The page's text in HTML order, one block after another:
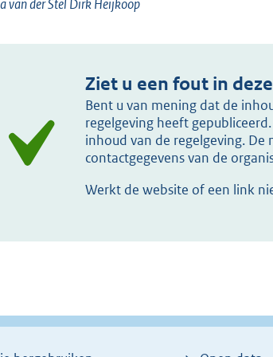
van der Stel Dirk Heijkoop
Ziet u een fout in
Bent u van mening dat de
regelgeving heeft
inhoud van de regelgeving. De
contactgegevens van de
Werkt de website of een link